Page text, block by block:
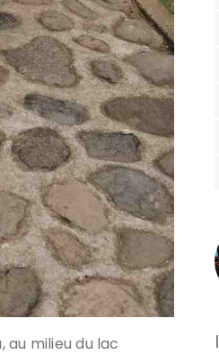
au milieu du lac